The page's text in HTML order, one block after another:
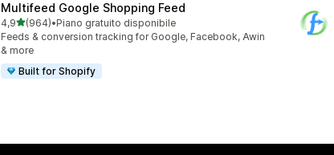
Multifeed Google Shopping Feed
4,9stelle su 5
(964)
964 recensioni totali
•Piano gratuito disponibile
Feeds & conversion tracking for Google, Facebook, Awin
& more
Built for Shopify